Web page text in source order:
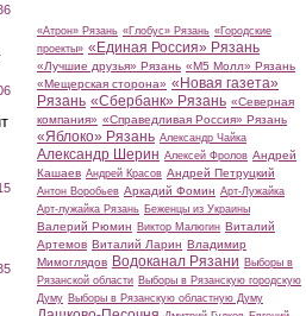
«Атрон» Рязань «Глобус» Рязань «Городские
проекты» «Единая Россия» Рязань
«Лучшие друзья» Рязань «М5 Молл» Рязань
«Мещерская сторона» «Новая газета»
Рязань «Сбербанк» Рязань «Северная
компания» «Справедливая Россия» Рязань
«Яблоко» Рязань Александр Чайка
Александр Шерин Алексей Фролов Андрей
Кашаев Андрей Красов Андрей Петруцкий
Антон Воробьев Аркадий Фомин Арт-Лужайка
Арт-лужайка Рязань Беженцы из Украины
Валерий Рюмин Виктор Малюгин Виталий
Артемов Виталий Ларин Владимир
Мимоглядов Водоканал Рязани Выборы в
Рязанской области Выборы в Рязанскую городскую
Думу Выборы в Рязанскую областную Думу